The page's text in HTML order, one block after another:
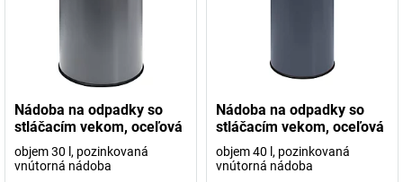
Nádoba na odpadky so
stláčacím vekom, oceľová
objem 30 l, pozinkovaná
vnútorná nádoba
Nádoba na odpadky so
stláčacím vekom, oceľová
objem 40 l, pozinkovaná
vnútorná nádoba